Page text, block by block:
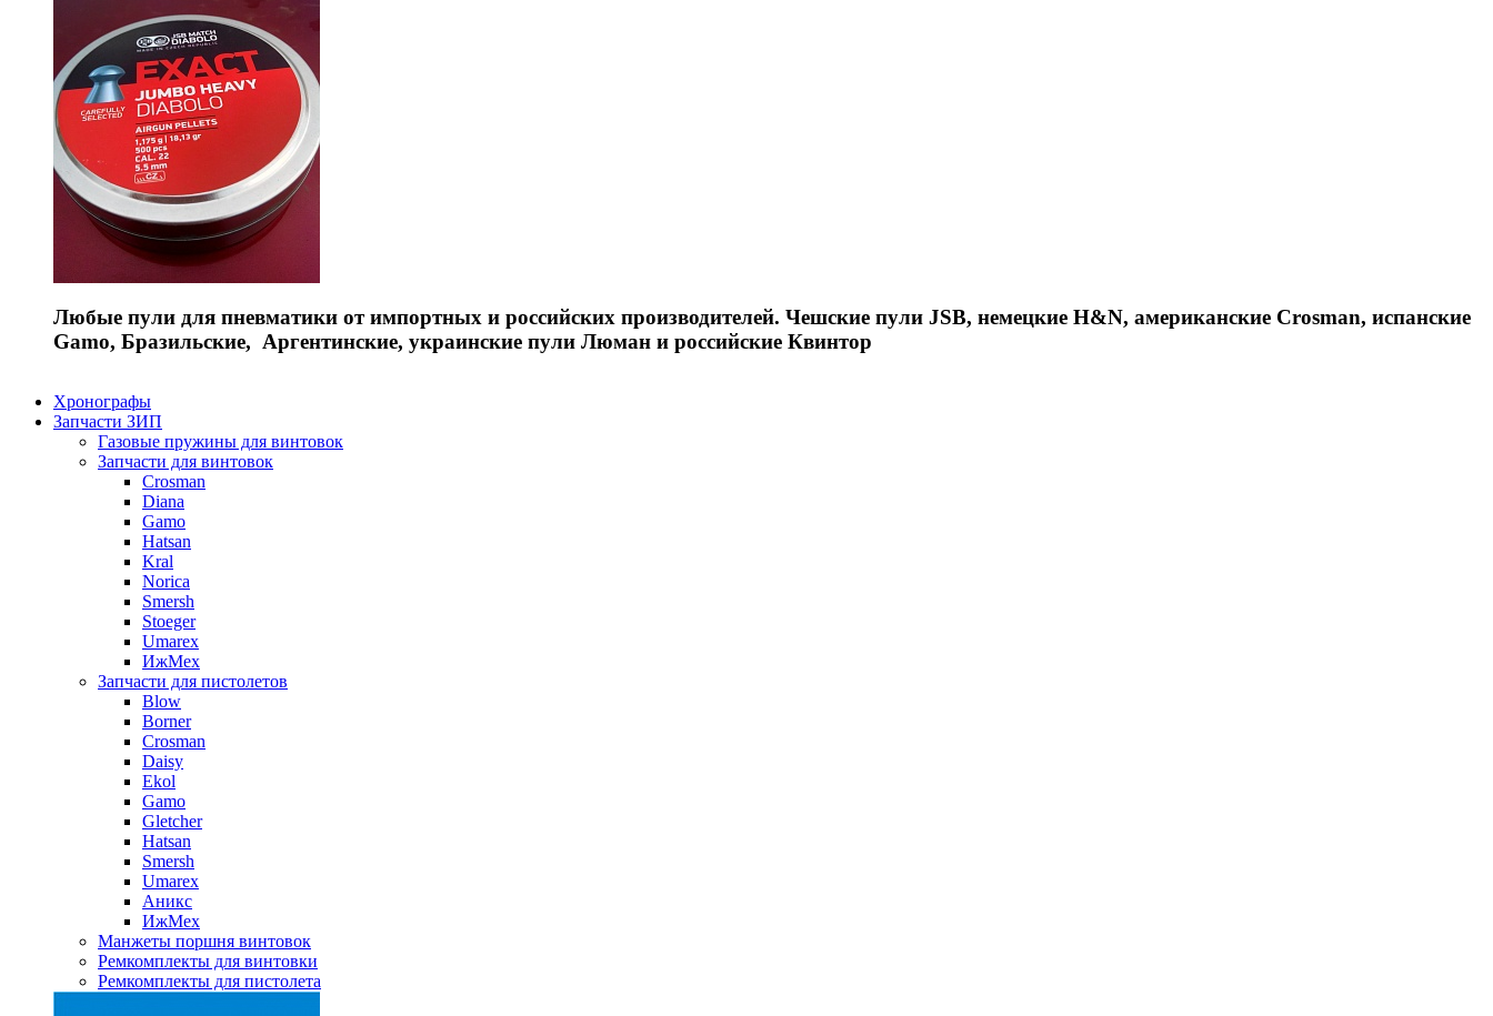
Любые пули для пневматики от импортных и российских производителей. Чешские пули JSB, немецкие H&N, американские Crosman, испанские
Gamo, Бразильские, Аргентинские, украинские пули Люман и российские Квинтор
Хронографы
Запчасти ЗИП
Газовые пружины для винтовок
Запчасти для винтовок
Crosman
Diana
Gamo
Hatsan
Kral
Norica
Smersh
Stoeger
Umarex
ИжМех
Запчасти для пистолетов
Blow
Borner
Crosman
Daisy
Ekol
Gamo
Gletcher
Hatsan
Smersh
Umarex
Аникс
ИжМех
Манжеты поршня винтовок
Ремкомплекты для винтовки
Ремкомплекты для пистолета